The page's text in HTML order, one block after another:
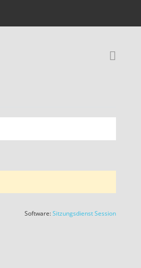
Software:SitzungsdienstSession(Wird in